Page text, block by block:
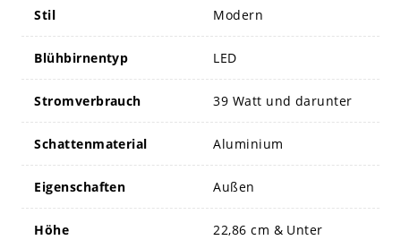
Stil Modern
Blühbirnentyp LED
Stromverbrauch 39 Watt und darunter
Schattenmaterial Aluminium
Eigenschaften Außen
Höhe 22,86 cm & Unter